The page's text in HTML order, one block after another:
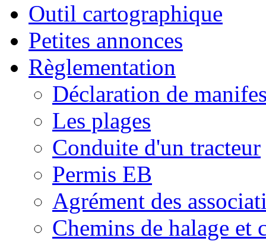
Outil cartographique
Petites annonces
Règlementation
Déclaration de
Les plages
Conduite d'un tracteur
Permis EB
Agrément des
Chemins de halage et